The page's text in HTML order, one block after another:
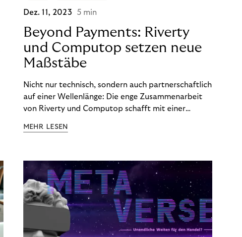
Dez. 11, 2023 5 min
Beyond Payments: Riverty
und Computop setzen neue
Maßstäbe
Nicht nur technisch, sondern auch partnerschaftlich
auf einer Wellenlänge: Die enge Zusammenarbeit
von Riverty und Computop schafft mit einer
Zahlungsabwicklung echte Mehrwerte für Händler.
MEHR LESEN